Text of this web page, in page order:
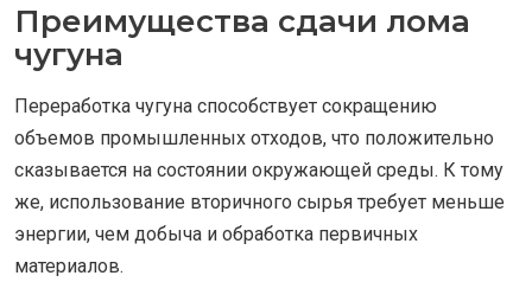
Преимущества сдачи лома
чугуна
Переработка чугуна способствует сокращению
объемов промышленных отходов, что положительно
сказывается на состоянии окружающей среды. К тому
же, использование вторичного сырья требует меньше
энергии, чем добыча и обработка первичных
материалов.